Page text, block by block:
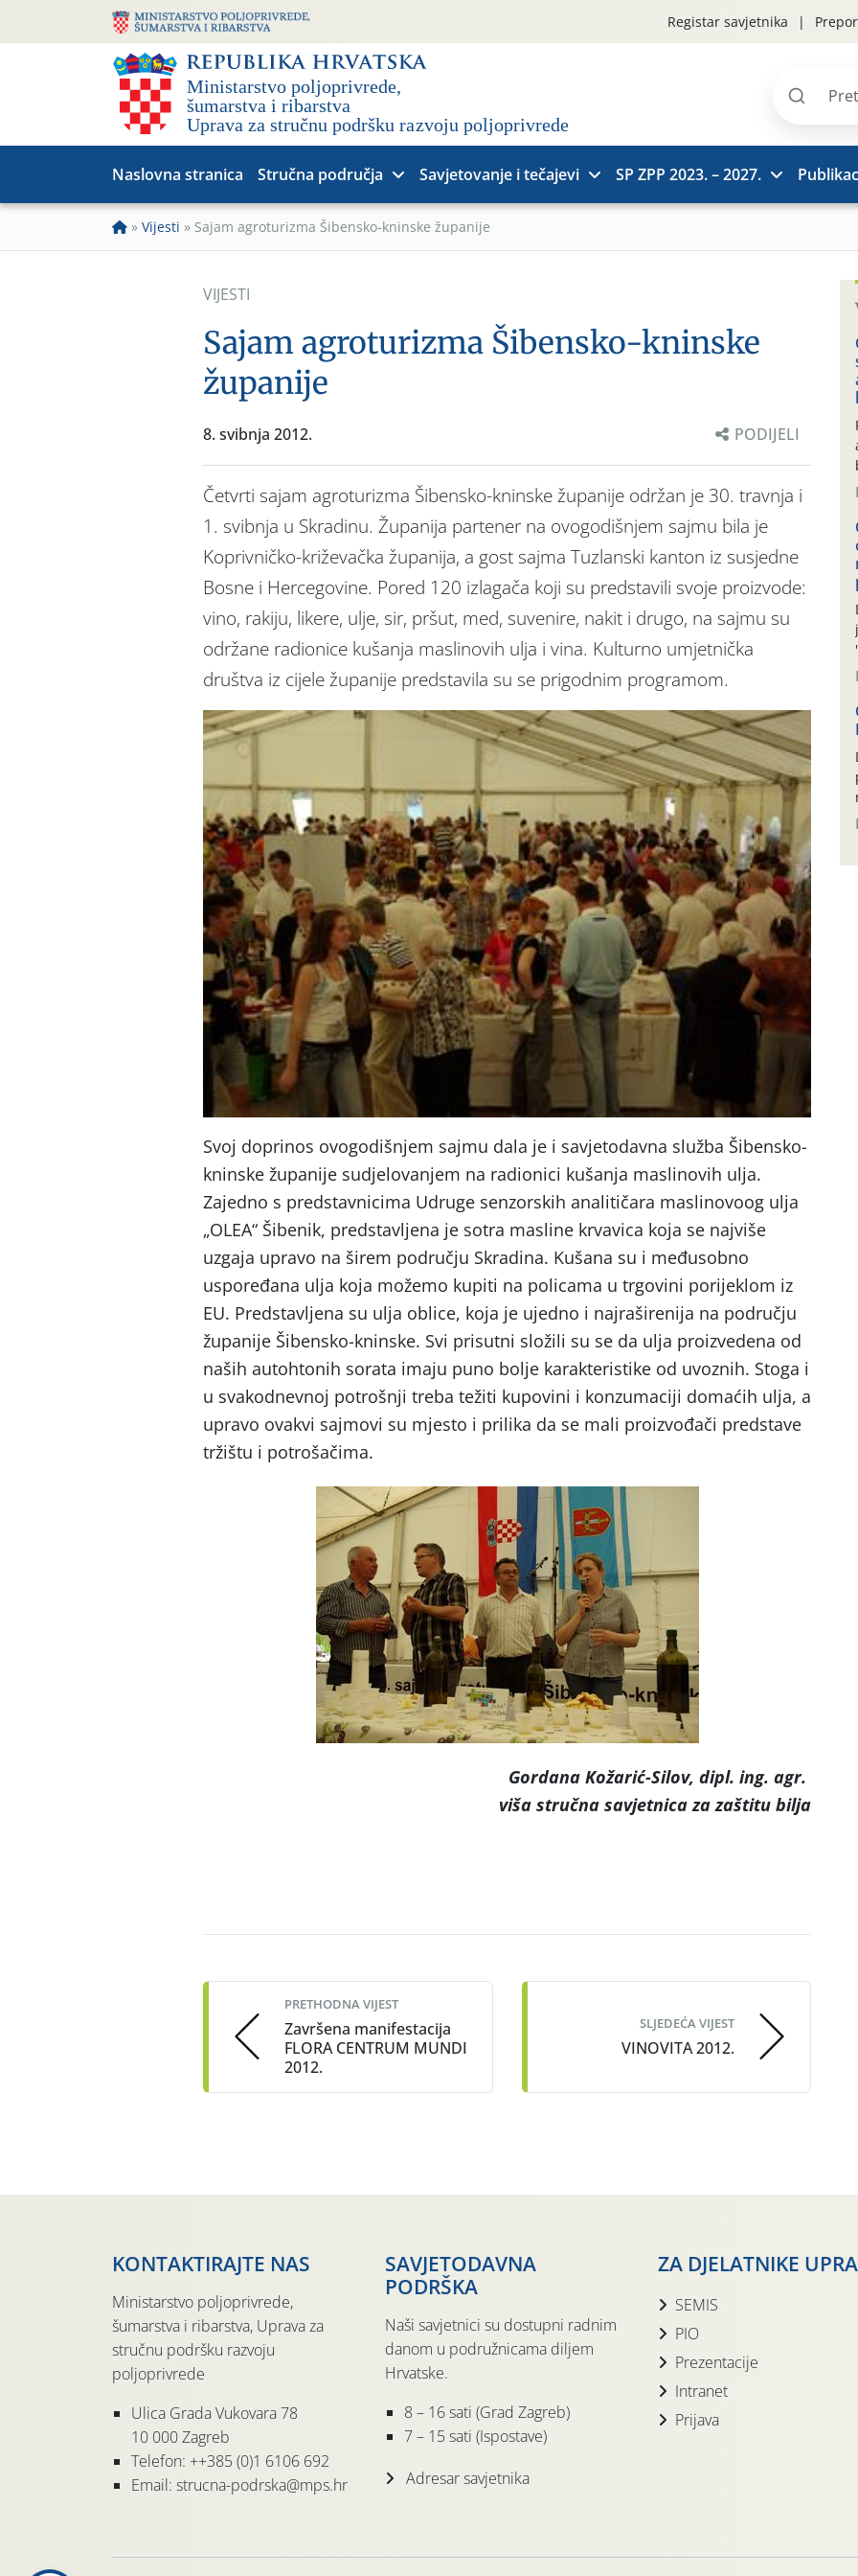
Registar savjetnika
Pretraži
Naslovna stranica Stručna područja Savjetovanje i tečajevi SP ZPP 2023. – 2027.
» Vijesti » Sajam agroturizma Šibensko-kninske županije
VIJESTI
Sajam agroturizma Šibensko-kninske
županije
8. svibnja 2012. PODIJELI
Četvrti sajam agroturizma Šibensko-kninske županije održan je 30. travnja i
1. svibnja u Skradinu. Županija partener na ovogodišnjem sajmu bila je
Koprivničko-križevačka županija, a gost sajma Tuzlanski kanton iz susjedne
Bosne i Hercegovine. Pored 120 izlagača koji su predstavili svoje proizvode:
vino, rakiju, likere, ulje, sir, pršut, med, suvenire, nakit i drugo, na sajmu su
održane radionice kušanja maslinovih ulja i vina. Kulturno umjetnička
društva iz cijele županije predstavila su se prigodnim programom.
Svoj doprinos ovogodišnjem sajmu dala je i savjetodavna služba Šibensko-
kninske županije sudjelovanjem na radionici kušanja maslinovih ulja.
Zajedno s predstavnicima Udruge senzorskih analitičara maslinovoog ulja
„OLEA“ Šibenik, predstavljena je sotra masline krvavica koja se najviše
uzgaja upravo na širem području Skradina. Kušana su i međusobno
uspoređana ulja koja možemo kupiti na policama u trgovini porijeklom iz
EU. Predstavljena su ulja oblice, koja je ujedno i najraširenija na području
županije Šibensko-kninske. Svi prisutni složili su se da ulja proizvedena od
naših autohtonih sorata imaju puno bolje karakteristike od uvoznih. Stoga i
u svakodnevnoj potrošnji treba težiti kupovini i konzumaciji domaćih ulja, a
upravo ovakvi sajmovi su mjesto i prilika da se mali proizvođači predstave
tržištu i potrošačima.
Gordana Kožarić-Silov, dipl. ing. agr.
viša stručna savjetnica za zaštitu bilja
navigation
PRETHODNA VIJEST
Završena manifestacija
FLORA CENTRUM MUNDI
2012.
SLJEDEĆA VIJEST
VINOVITA 2012.
KONTAKTIRAJTE NAS
Ministarstvo poljoprivrede,
šumarstva i ribarstva, Uprava za
stručnu podršku razvoju
poljoprivrede
Ulica Grada Vukovara 78
10 000 Zagreb
Telefon: ++385 (0)1 6106 692
Email: strucna-podrska@mps.hr
SAVJETODAVNA
PODRŠKA
Naši savjetnici su dostupni radnim
danom u podružnicama diljem
Hrvatske.
8 – 16 sati (Grad Zagreb)
7 – 15 sati (Ispostave)
Adresar savjetnika
ZA DJELATNIKE
SEMIS
PIO
Prezentacije
Intranet
Prijava